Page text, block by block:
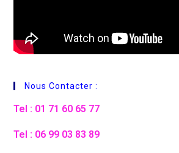
Nous Contacter :
Tel : 01 71 60 65 77
Tel : 06 99 03 83 89